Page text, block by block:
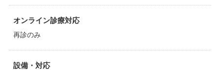
オンライン診療対応
再診のみ
設備・対応